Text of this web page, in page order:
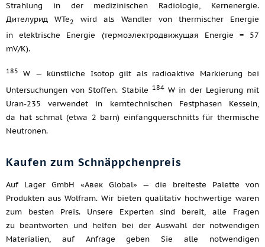
Strahlung in der medizinischen Radiologie, Kernenergie.
Дителурид WTe2
wird als Wandler von thermischer Energie
in elektrische Energie (термоэлектродвижущая Energie = 57
mV/K).
185
W — künstliche Isotop gilt als radioaktive Markierung bei
Untersuchungen von Stoffen. Stabile 184W in der Legierung mit
Uran-235 verwendet in kerntechnischen Festphasen Kesseln,
da hat schmal (etwa 2 barn) einfangquerschnitts für thermische
Neutronen.
Kaufen zum Schnäppchenpreis
Auf Lager GmbH «Авек Global» — die breiteste Palette von
Produkten aus Wolfram. Wir bieten qualitativ hochwertige waren
zum besten Preis. Unsere Experten sind bereit, alle Fragen
zu beantworten und helfen bei der Auswahl der notwendigen
Materialien, auf Anfrage geben Sie alle notwendigen